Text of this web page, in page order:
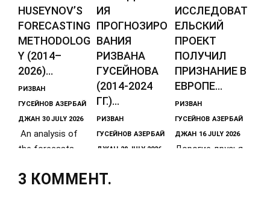
HUSEYNOV’S
FORECASTING
METHODOLOG
Y (2014–
2026)...
РИЗВАН
ГУСЕЙНОВ АЗЕРБАЙ
ДЖАН 30 JULY 2026
An analysis of
the forecasts
Azerbaijani
ИЯ
ПРОГНОЗИРО
ВАНИЯ
РИЗВАНА
ГУСЕЙНОВА
(2014-2024
ГГ.)...
РИЗВАН
ГУСЕЙНОВ АЗЕРБАЙ
ДЖАН 29 JULY 2026
ИССЛЕДОВАТ
ЕЛЬСКИЙ
ПРОЕКТ
ПОЛУЧИЛ
ПРИЗНАНИЕ В
ЕВРОПЕ...
РИЗВАН
ГУСЕЙНОВ АЗЕРБАЙ
ДЖАН 16 JULY 2026
Дорогие друзья,
3 КОММЕНТ.